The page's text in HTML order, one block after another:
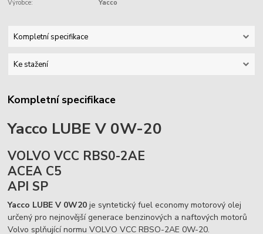
Výrobce:
Yacco
Kompletní specifikace
Ke stažení
Kompletní specifikace
Yacco LUBE V 0W-20
VOLVO VCC RBS0-2AE
ACEA C5
API SP
Yacco LUBE V 0W20je syntetický fuel economy motorový olej
určený pro nejnovější generace benzinových a naftových motorů
Volvo splňující normu VOLVO VCC RBSO-2AE 0W-20.